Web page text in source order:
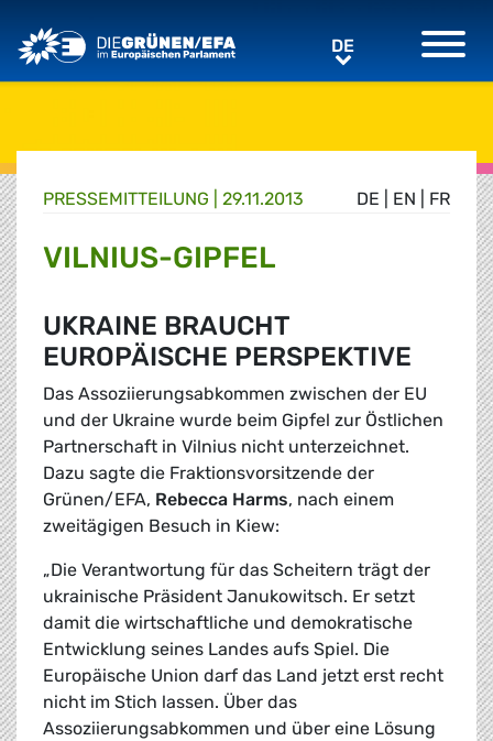
Greens/EFA Home DEDE
DE EN FR
PRESSE­MITTEILUNG 29.11.2013
VILNIUS-GIPFEL
UKRAINE BRAUCHT
EUROPÄISCHE PERSPEKTIVE
Das Assoziierungsabkommen zwischen der EU
und der Ukraine wurde beim Gipfel zur Östlichen
Partnerschaft in Vilnius nicht unterzeichnet.
Dazu sagte die Fraktionsvorsitzende der
Grünen/EFA, Rebecca Harms, nach einem
zweitägigen Besuch in Kiew:
„Die Verantwortung für das Scheitern trägt der
ukrainische Präsident Janukowitsch. Er setzt
damit die wirtschaftliche und demokratische
Entwicklung seines Landes aufs Spiel. Die
Europäische Union darf das Land jetzt erst recht
nicht im Stich lassen. Über das
Assoziierungsabkommen und über eine Lösung